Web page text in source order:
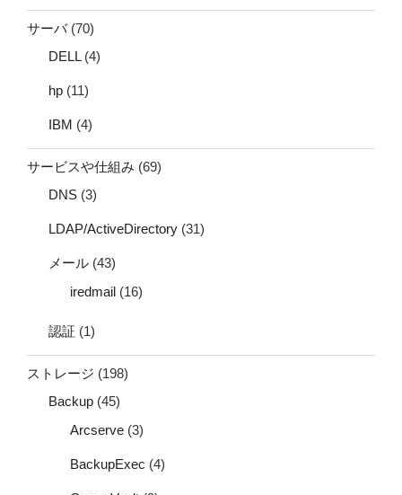
サーバ(70)
DELL(4)
hp (11)
IBM (4)
サービスや仕組み (69)
DNS (3)
LDAP/ActiveDirectory (31)
メール (43)
iredmail (16)
認証 (1)
ストレージ (198)
Backup (45)
Arcserve (3)
BackupExec (4)